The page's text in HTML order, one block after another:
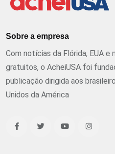
Sobre a empresa
Com notícias da Flórida, EUA e
gratuitos, o AcheiUSA foi
publicação dirigida aos
Unidos da América